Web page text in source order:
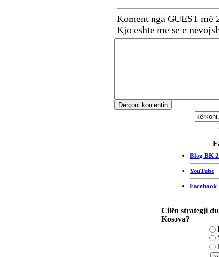
Koment nga GUEST më
Kjo eshte me se e
Cilën strategji
Kosova?